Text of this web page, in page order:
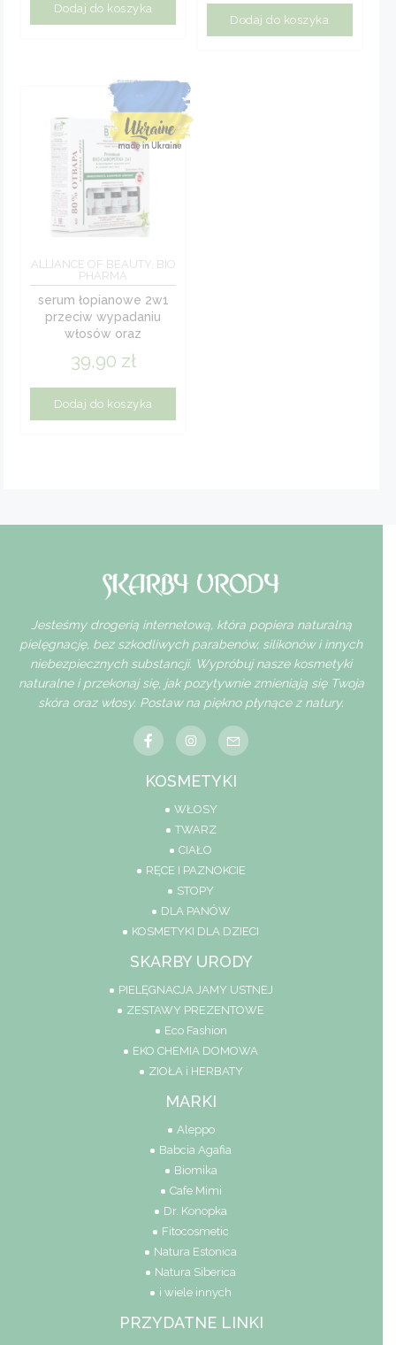
Dodaj do koszyka
Dodaj do koszyka
ALLIANCE OF BEAUTY, BIO
PHARMA
serum łopianowe 2w1
przeciw wypadaniu
włosów oraz
kuracja...
39,90 zł
Dodaj do koszyka
Jesteśmy drogerią internetową, która popiera naturalną
pielęgnację, bez szkodliwych parabenów, silikonów i innych
niebezpiecznych substancji. Wypróbuj nasze kosmetyki
naturalne i przekonaj się, jak pozytywnie zmieniają się Twoja
skóra oraz włosy. Postaw na piękno płynące z natury.
KOSMETYKI
WŁOSY
TWARZ
CIAŁO
RĘCE I PAZNOKCIE
STOPY
DLA PANÓW
KOSMETYKI DLA DZIECI
SKARBY URODY
PIELĘGNACJA JAMY USTNEJ
ZESTAWY PREZENTOWE
Eco Fashion
EKO CHEMIA DOMOWA
ZIOŁA i HERBATY
MARKI
Aleppo
Babcia Agafia
Biomika
Cafe Mimi
Dr. Konopka
Fitocosmetic
Natura Estonica
Natura Siberica
i wiele innych
PRZYDATNE LINKI